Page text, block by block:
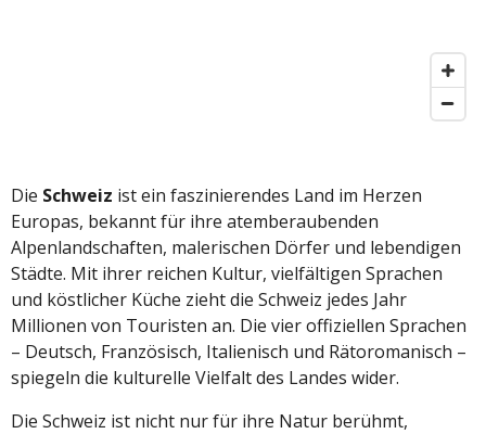
Die Schweiz ist ein faszinierendes Land im Herzen
Europas, bekannt für ihre atemberaubenden
Alpenlandschaften, malerischen Dörfer und lebendigen
Städte. Mit ihrer reichen Kultur, vielfältigen Sprachen
und köstlicher Küche zieht die Schweiz jedes Jahr
Millionen von Touristen an. Die vier offiziellen Sprachen
– Deutsch, Französisch, Italienisch und Rätoromanisch –
spiegeln die kulturelle Vielfalt des Landes wider.
Die Schweiz ist nicht nur für ihre Natur berühmt,